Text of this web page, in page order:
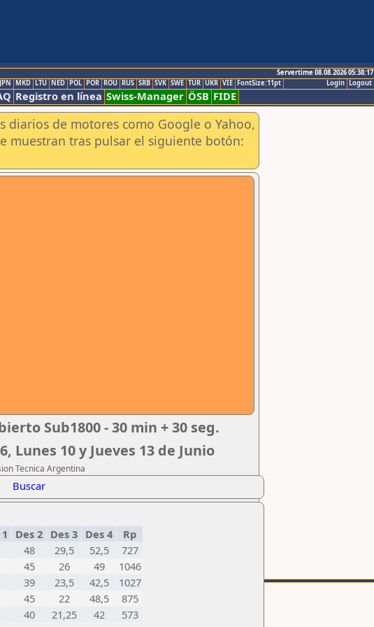
Servertime 08.08.2026 05:38:17
Logout
Login
JPN MKD LTU NED POL POR ROU RUS SRB SVK SWE TUR UKR VIE FontSize:11pt
Registro en línea Swiss-Manager ÖSB FIDE
diarios de motores como Google o Yahoo,
muestran tras pulsar el siguiente botón:
Sub1800 - 30 min + 30 seg.
Lunes 10 y Jueves 13 de Junio
Tecnica Argentina
Buscar
Des 2 Des 3 Des 4
Rp
48 29,5 52,5
727
45 26 49
1046
39 23,5 42,5
1027
45 22 48,5
875
40 21,25 42
573